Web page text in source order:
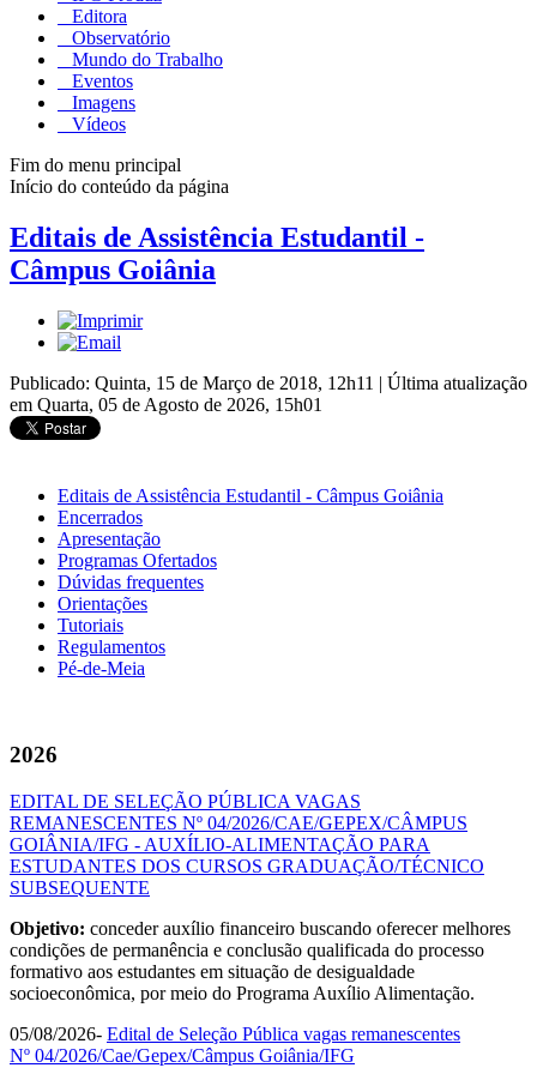
Editora
Observatório
Mundo do Trabalho
Eventos
Imagens
Vídeos
Fim do menu principal
Início do conteúdo da página
Editais de Assistência Estudantil -
Câmpus Goiânia
Publicado: Quinta, 15 de Março de 2018, 12h11 | Última atualização
em Quarta, 05 de Agosto de 2026, 15h01
Editais de Assistência Estudantil - Câmpus Goiânia
Encerrados
Apresentação
Programas Ofertados
Dúvidas frequentes
Orientações
Tutoriais
Regulamentos
Pé-de-Meia
2026
EDITAL DE SELEÇÃO PÚBLICA VAGAS
REMANESCENTES Nº 04/2026/CAE/GEPEX/CÂMPUS
GOIÂNIA/IFG - AUXÍLIO-ALIMENTAÇÃO PARA
ESTUDANTES DOS CURSOS GRADUAÇÃO/TÉCNICO
SUBSEQUENTE
Objetivo: conceder auxílio financeiro buscando oferecer melhores
condições de permanência e conclusão qualificada do processo
formativo aos estudantes em situação de desigualdade
socioeconômica, por meio do Programa Auxílio Alimentação.
05/08/2026- Edital de Seleção Pública vagas remanescentes
Nº 04/2026/Cae/Gepex/Câmpus Goiânia/IFG